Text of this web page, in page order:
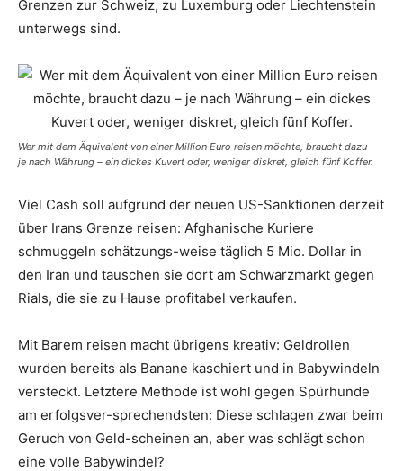
Grenzen zur Schweiz, zu Luxemburg oder Liechtenstein
unterwegs sind.
Wer mit dem Äquivalent von einer Million Euro reisen möchte, braucht dazu –
je nach Währung – ein dickes Kuvert oder, weniger diskret, gleich fünf Koffer.
Viel Cash soll aufgrund der neuen US-Sanktionen derzeit
über Irans Grenze reisen: Afghanische Kuriere
schmuggeln schätzungs-weise täglich 5 Mio. Dollar in
den Iran und tauschen sie dort am Schwarzmarkt gegen
Rials, die sie zu Hause profitabel verkaufen.
Mit Barem reisen macht übrigens kreativ: Geldrollen
wurden bereits als Banane kaschiert und in Babywindeln
versteckt. Letztere Methode ist wohl gegen Spürhunde
am erfolgsver-sprechendsten: Diese schlagen zwar beim
Geruch von Geld-scheinen an, aber was schlägt schon
eine volle Babywindel?